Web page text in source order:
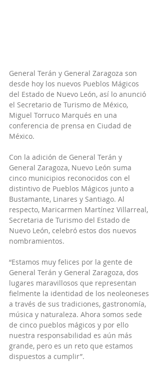
General Terán y General Zaragoza son
desde hoy los nuevos Pueblos Mágicos
del Estado de Nuevo León, así lo anunció
el Secretario de Turismo de México,
Miguel Torruco Marqués en una
conferencia de prensa en Ciudad de
México.
Con la adición de General Terán y
General Zaragoza, Nuevo León suma
cinco municipios reconocidos con el
distintivo de Pueblos Mágicos junto a
Bustamante, Linares y Santiago. Al
respecto, Maricarmen Martínez Villarreal,
Secretaria de Turismo del Estado de
Nuevo León, celebró estos dos nuevos
nombramientos.
“Estamos muy felices por la gente de
General Terán y General Zaragoza, dos
lugares maravillosos que representan
fielmente la identidad de los neoleoneses
a través de sus tradiciones, gastronomía,
música y naturaleza. Ahora somos sede
de cinco pueblos mágicos y por ello
nuestra responsabilidad es aún más
grande, pero es un reto que estamos
dispuestos a cumplir”.